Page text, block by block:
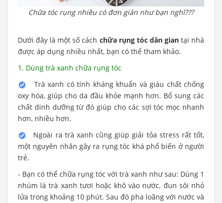
Chữa tóc rụng nhiều có đơn giản như bạn nghĩ???
Dưới đây là một số cách chữa rụng tóc dân giantại nhà
được áp dụng nhiều nhất, bạn có thể tham khảo.
1. Dùng trà xanh chữa rụng tóc
Trà xanh có tính kháng khuẩn và giàu chất chống
oxy hóa, giúp cho da đầu khỏe mạnh hơn. Bổ sung các
chất dinh dưỡng từ đó giúp cho các sợi tóc mọc nhanh
hơn, nhiều hơn.
Ngoài ra trà xanh cũng giúp giải tỏa stress rất tốt,
một nguyên nhân gây ra rụng tóc khá phổ biến ở người
trẻ.
- Bạn có thể chữa rụng tóc với trà xanh như sau: Dùng 1
nhúm lá trà xanh tươi hoặc khô vào nước, đun sôi nhỏ
lửa trong khoảng 10 phút. Sau đó pha loãng với nước và